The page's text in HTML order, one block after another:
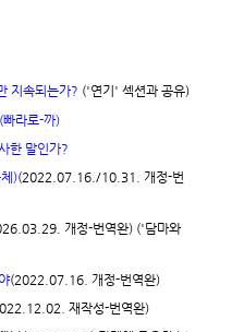
지속되는가? ('연기' 섹션과 공유)
빠라로-까)
한 말인가?
)(2022.07.16./10.31. 개정-번
개정-번역완) ('담마와
(2022.07.16. 개정-번역완)
재작성-번역완)